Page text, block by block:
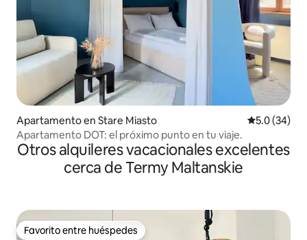
Apartamento en Stare Miasto Calificación
5.0 (34)
Apartamento DOT: el próximo punto en tu viaje.
Otros alquileres vacacionales excelentes
cerca de Termy Maltanskie
Favorito entre huéspedes
Favorito entre huéspedes